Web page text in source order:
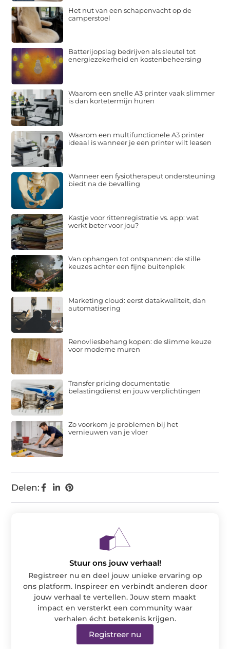
Delen:
Het nut van een schapenvacht op de
camperstoel
Batterijopslag bedrijven als sleutel tot
energiezekerheid en kostenbeheersing
Waarom een snelle A3 printer vaak slimmer
is dan kortetermijn huren
Waarom een multifunctionele A3 printer
ideaal is wanneer je een printer wilt leasen
Wanneer een fysiotherapeut ondersteuning
biedt na de bevalling
Kastje voor rittenregistratie vs. app: wat
werkt beter voor jou?
Van ophangen tot ontspannen: de stille
keuzes achter een fijne buitenplek
Marketing cloud: eerst datakwaliteit, dan
automatisering
Renovliesbehang kopen: de slimme keuze
voor moderne muren
Transfer pricing documentatie
belastingdienst en jouw verplichtingen
Zo voorkom je problemen bij het
vernieuwen van je vloer
Stuur ons jouw verhaal!
Registreer nu en deel jouw unieke ervaring op
ons platform. Inspireer en verbindt anderen door
jouw verhaal te vertellen. Jouw stem maakt
impact en versterkt een community waar
verhalen écht betekenis krijgen.
Registreer nu